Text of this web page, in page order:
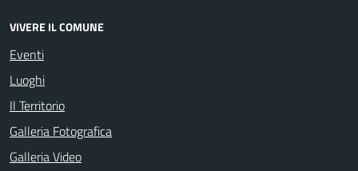
VIVERE IL COMUNE
Eventi
Luoghi
Il Territorio
Galleria Fotografica
Galleria Video